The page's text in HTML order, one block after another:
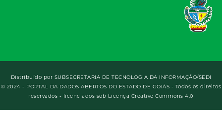
Distribuído por SUBSECRETARIA DE TECNOLOGIA DA INFORMAÇÃO/SEDI
© 2024 - PORTAL DA DADOS ABERTOS DO ESTADO DE GOIÁS - Todos os direitos
reservados - licenciados sob Licença Creative Commons 4.0